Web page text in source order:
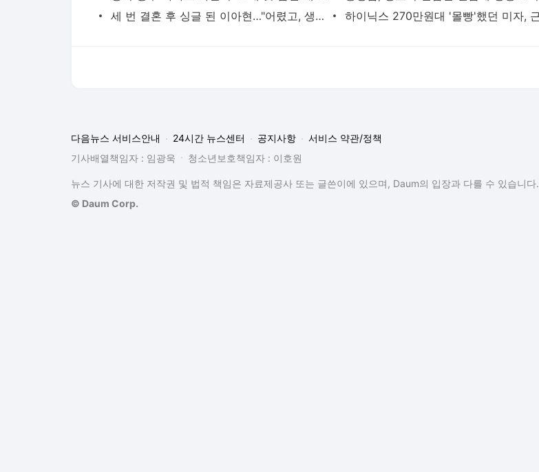
세 번 결혼 후 싱글 된 이아현…"어렸고, 생각도 짧았다"
다음뉴스 서비스안내 24시간 뉴스센터 공지사항
서비스 약관/정책
기사배열책임자 : 임광욱
청소년보호책임자 : 이호원
뉴스 기사에 대한 저작권 및 법적 책임은 자료제공사 또는 글쓴이에 있으며, Daum의 입장과 다를 수 있습니다.
© Daum Corp.